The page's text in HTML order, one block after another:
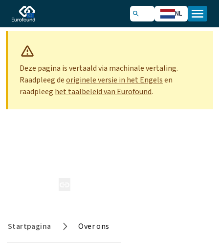
NL
Deze pagina is vertaald via machinale vertaling.
Raadpleeg deoriginele versie in het Engelsen
raadpleeg het taalbeleid van Eurofound.
Startpagina Over ons